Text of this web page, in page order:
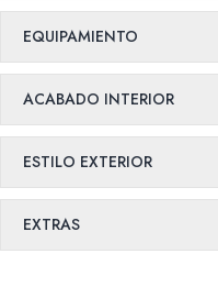
EQUIPAMIENTO
ACABADO INTERIOR
ESTILO EXTERIOR
EXTRAS